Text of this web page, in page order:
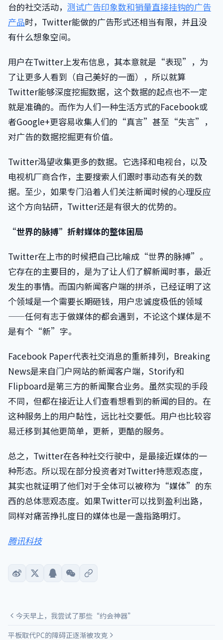
台的社交活动， 测试广告印象数和销量直接挂钩的广告
产品时，Twitter能做的广告形式还相当有限，并且没
有什么想象空间。
用户在Twitter上发布信息，其本意就是“表现”，为
了让更多人看到（自己美好的一面），所以就算
Twitter能够深度挖掘数据，这个数据的起点也不一定
就是准确的。而作为人们一种生活方式的Facebook或
者Google+更容易收集人们的“真言”甚至“失言”，
对广告的数据挖掘更有价值。
Twitter渴望收集更多的数据。它选择和电视台，以及
电视机厂商合作，主要搜索人们跟时事动态有关的数
据。至少，如果专门沿着人们关注新闻时候的心理反应
这个方向钻研，Twitter还是有很大的优势的。
“世界的脉搏”折射媒体的整体困局
Twitter在上市的时候把自己比喻成“世界的脉搏”。
它存在的主要目的，是为了让人们了解新闻时事，最近
发生的事情。而国内新闻客户端的拼杀，已经证明了这
个领域是一个需要长期砸钱，用户忠诚度极低的领域
——任何有志于做媒体的都会遇到，不论这个媒体是不
是有个“新”字。
Facebook Paper代表社交消息的重新排列，Breaking
News是来自门户网站的新闻客户端，Storify和
Flipboard是第三方的新闻聚合业务。虽然实现的手段
不同，但都在接近让人们查看想看到的新闻的目的。在
这种服务上的用户黏性，远比社交要低。用户也比较容
易迁移到其他更简单，更新，更酷的服务。
总之，Twitter在各种社交行驶中，是最接近媒体的一
种形态。所以现在部分投资者对Twitter持悲观态度，
其实也就证明了他们对于全体可以被称为“媒体”的东
西的总体悲观态度。如果Twitter可以找到盈利出路，
同样对痛苦挣扎度日的媒体也是一盏指路明灯。
腾讯科技
今天早上，我尝试了那些“约会神器”
平板取代PC的障碍正逐渐被攻克